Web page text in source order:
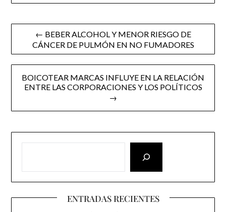
Post
navigation
← BEBER ALCOHOL Y MENOR RIESGO DE
CÁNCER DE PULMÓN EN NO FUMADORES
BOICOTEAR MARCAS INFLUYE EN LA RELACIÓN
ENTRE LAS CORPORACIONES Y LOS POLÍTICOS
→
ENTRADAS RECIENTES